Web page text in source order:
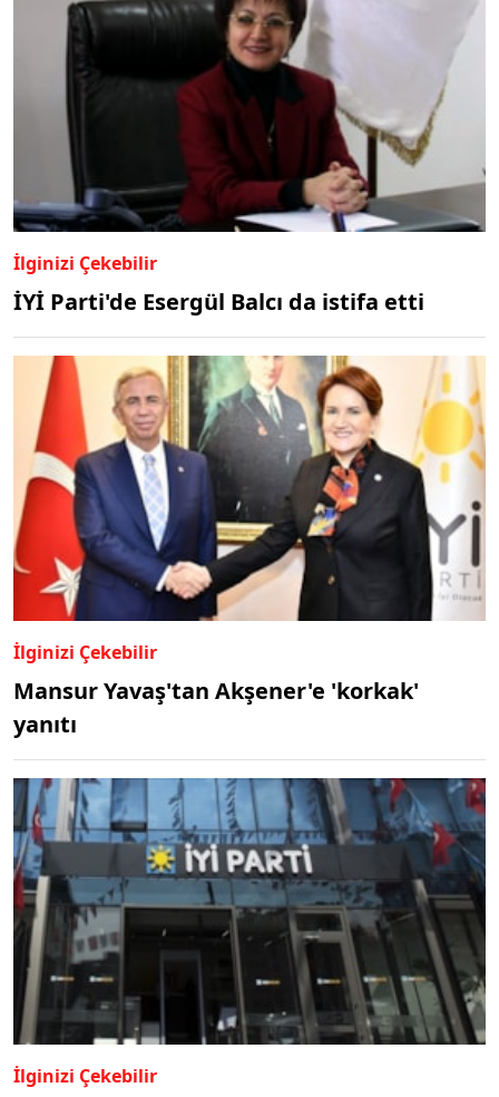
İlginizi Çekebilir
İYİ Parti'de Esergül Balcı da istifa etti
İlginizi Çekebilir
Mansur Yavaş'tan Akşener'e 'korkak'
yanıtı
İlginizi Çekebilir